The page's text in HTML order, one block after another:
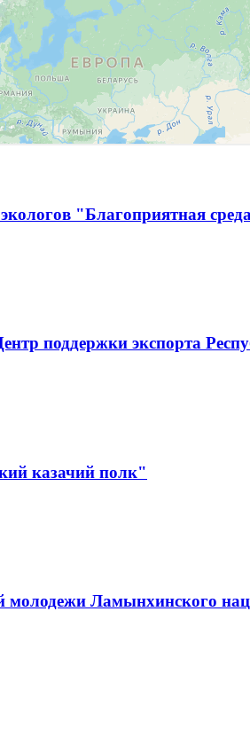
"Благоприятная
поддержки экспорта
казачий полк"
молодежи Ламынхинского